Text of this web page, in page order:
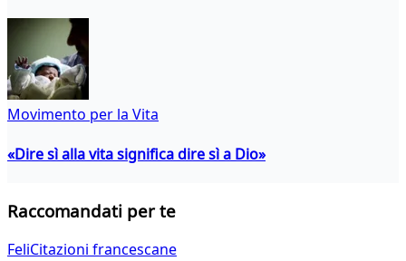
Movimento per la Vita
«Dire sì alla vita significa dire sì a Dio»
Raccomandati per te
FeliCitazioni francescane